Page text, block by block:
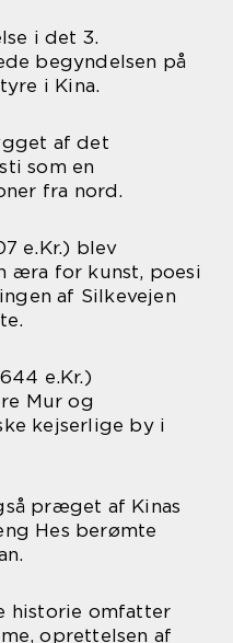
i det 3.
begyndelsen på
i Kina.
af det
som en
fra nord.
e.Kr.) blev
æra for kunst, poesi
af Silkevejen
e.Kr.)
Mur og
kejserlige by i
præget af Kinas
Hes berømte
historie omfatter
oprettelsen af